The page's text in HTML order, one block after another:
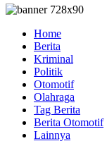
Home
Berita
Kriminal
Politik
Otomotif
Olahraga
Tag Berita
Berita Otomotif
Lainnya